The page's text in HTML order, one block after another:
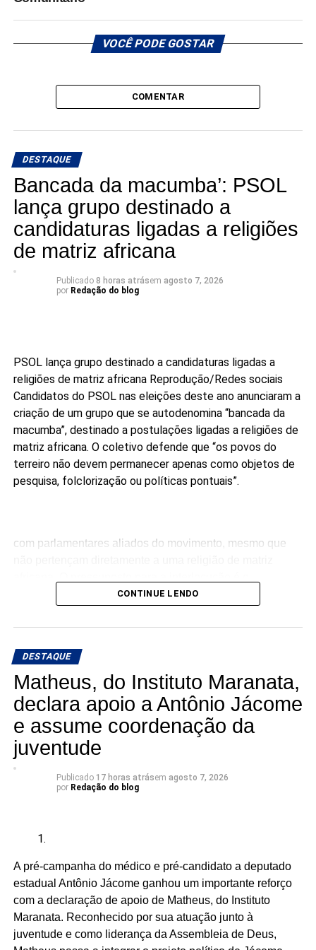
VOCÊ PODE GOSTAR
COMENTAR
DESTAQUE
Bancada da macumba’: PSOL
lança grupo destinado a
candidaturas ligadas a religiões
de matriz africana
Publicado 8 horas atrásem agosto 7, 2026
por Redação do blog
PSOL lança grupo destinado a candidaturas ligadas a
religiões de matriz africana Reprodução/Redes sociais
Candidatos do PSOL nas eleições deste ano anunciaram a
criação de um grupo que se autodenomina “bancada da
macumba”, destinado a postulações ligadas a religiões de
matriz africana. O coletivo defende que “os povos do
terreiro não devem permanecer apenas como objetos de
pesquisa, folclorização ou políticas pontuais”.
com parlamentares aliados do movimento, mesmo que
compromisso público com a agenda da articulação.
“Ninguém pode falar melhor por nós do que nós mesmos.
ocupando os parlamentos, continuaremos sendo
lembrados apenas em momentos pontuais”, dizem os
candidatos à Câmara.
A articulação reúne seis candidatos à Câmara dos
Deputados:
Wesley Mendes (BA)
Mãe Bernadete de Oxóssi (BA)
Ariane Magalhães (RJ)
CONTINUE LENDO
DESTAQUE
Matheus, do Instituto Maranata,
declara apoio a Antônio Jácome
e assume coordenação da
juventude
Publicado 17 horas atrásem agosto 7, 2026
por Redação do blog
A pré-campanha do médico e pré-candidato a deputado
estadual Antônio Jácome ganhou um importante reforço
com a declaração de apoio de Matheus, do Instituto
Maranata. Reconhecido por sua atuação junto à
juventude e como liderança da Assembleia de Deus,